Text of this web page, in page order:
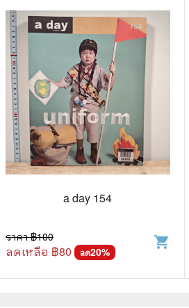
a day 154
ราคา ฿100
ลดเหลือ ฿80 ลด20%
shopping_cart
ตลก สนุกสนาน
าย วรรณกรรม